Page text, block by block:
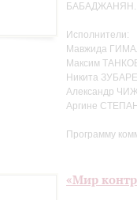
БАБАДЖАНЯН.
Исполнители:
Мавжида
Максим
Никита
Александр
Аргине
Программу
«Мир